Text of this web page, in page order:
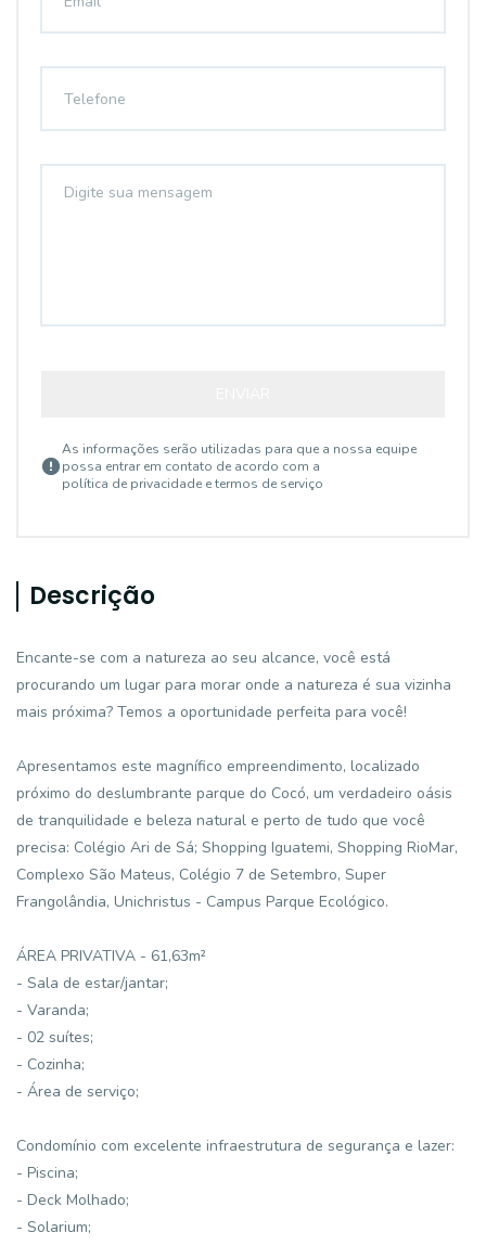
As informações serão utilizadas para que a nossa equipe
possa entrar em contato de acordo com a
política de privacidade e termos de serviço
Descrição
Encante-se com a natureza ao seu alcance, você está
procurando um lugar para morar onde a natureza é sua vizinha
mais próxima? Temos a oportunidade perfeita para você!
Apresentamos este magnífico empreendimento, localizado
próximo do deslumbrante parque do Cocó, um verdadeiro oásis
de tranquilidade e beleza natural e perto de tudo que você
precisa: Colégio Ari de Sá; Shopping Iguatemi, Shopping RioMar,
Complexo São Mateus, Colégio 7 de Setembro, Super
Frangolândia, Unichristus - Campus Parque Ecológico.
ÁREA PRIVATIVA - 61,63m²
- Sala de estar/jantar;
- Varanda;
- 02 suítes;
- Cozinha;
- Área de serviço;
Condomínio com excelente infraestrutura de segurança e lazer:
- Piscina;
- Deck Molhado;
- Solarium;